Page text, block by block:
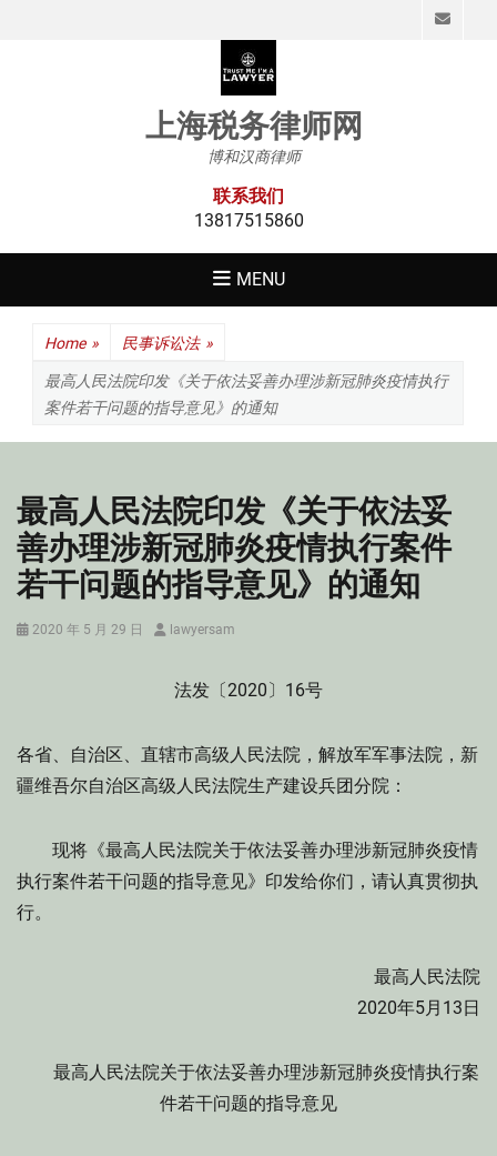
上海税务律师网
博和汉商律师
联系我们
13817515860
MENU
Home » 民事诉讼法 »
最高人民法院印发《关于依法妥善办理涉新冠肺炎疫情执行
案件若干问题的指导意见》的通知
最高人民法院印发《关于依法妥
善办理涉新冠肺炎疫情执行案件
若干问题的指导意见》的通知
Posted
2020 年 5 月 29 日 Authorlawyersam
法发〔2020〕16号
各省、自治区、直辖市高级人民法院，解放军军事法院，新
疆维吾尔自治区高级人民法院生产建设兵团分院：
现将《最高人民法院关于依法妥善办理涉新冠肺炎疫情
执行案件若干问题的指导意见》印发给你们，请认真贯彻执
行。
最高人民法院
2020年5月13日
最高人民法院关于依法妥善办理涉新冠肺炎疫情执行案
件若干问题的指导意见